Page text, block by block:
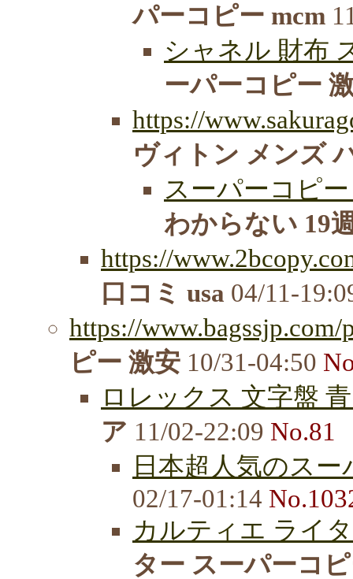
パーコピー mcm
シャネル 財布
ーパーコピー
https://
ヴィトン メンズ
スーパーコピ
わからない 19
https://
口コミ usa 04/11-
https://www.bagssjp.com/
ピー 激安 10/31-04:50
ロレックス 文字盤
ア 11/02-22:09 No.81
日本超人気のス
02/17-01:14
カルティエ ライ
ター スーパーコ